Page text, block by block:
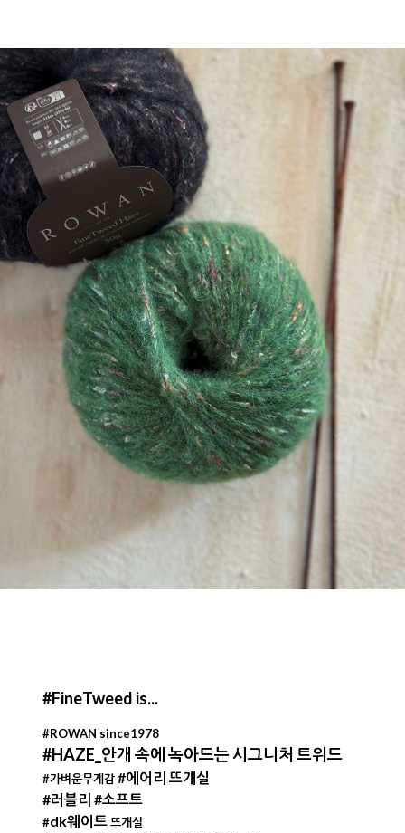
#FineTweed is...
#ROWAN since1978
#HAZE_안개 속에 녹아드는 시그니처 트위드
#가벼운무게감#에어리 뜨개실
#러블리 #소프트
#dk웨이트뜨개실